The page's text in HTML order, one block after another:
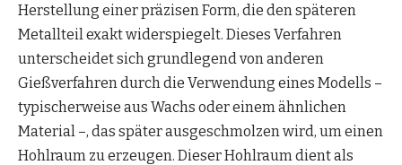
Herstellung einer präzisen Form, die den späteren
Metallteil exakt widerspiegelt. Dieses Verfahren
unterscheidet sich grundlegend von anderen
Gießverfahren durch die Verwendung eines Modells –
typischerweise aus Wachs oder einem ähnlichen
Material –, das später ausgeschmolzen wird, um einen
Hohlraum zu erzeugen. Dieser Hohlraum dient als